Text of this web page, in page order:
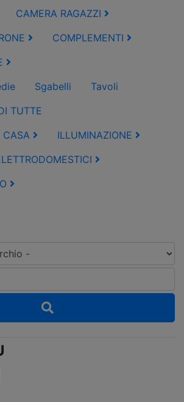
CAMERA RAGAZZI
COMPLEMENTI
Sgabelli
Tavoli
TUTTE
CASA
ILLUMINAZIONE